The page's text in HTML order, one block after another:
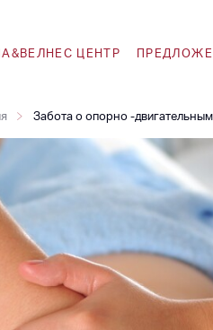
ЦЕНТР
Забота о опорно -